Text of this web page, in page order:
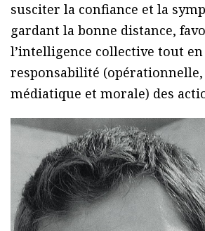
susciter la confiance et la
gardant la bonne distance,
l’intelligence collective tout
responsabilité
médiatique et morale) des